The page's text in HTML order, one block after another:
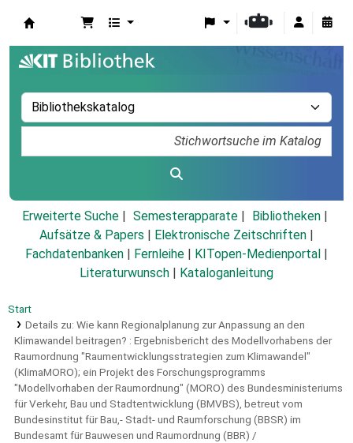
Erweiterte Suche Semesterapparate
Bibliotheken
Aufsätze & Papers
Elektronische Zeitschriften
Fachdatenbanken
Fernleihe KITopen-Medienportal
Literaturwunsch
Kataloganleitung
Start
Details zu: Wie kann Regionalplanung zur Anpassung an den
Klimawandel beitragen? : Ergebnisbericht des Modellvorhabens der
Raumordnung "Raumentwicklungsstrategien zum Klimawandel"
(KlimaMORO); ein Projekt des Forschungsprogramms
"Modellvorhaben der Raumordnung" (MORO) des Bundesministeriums
für Verkehr, Bau und Stadtentwicklung (BMVBS), betreut vom
Bundesinstitut für Bau,- Stadt- und Raumforschung (BBSR) im
Bundesamt für Bauwesen und Raumordnung (BBR) /